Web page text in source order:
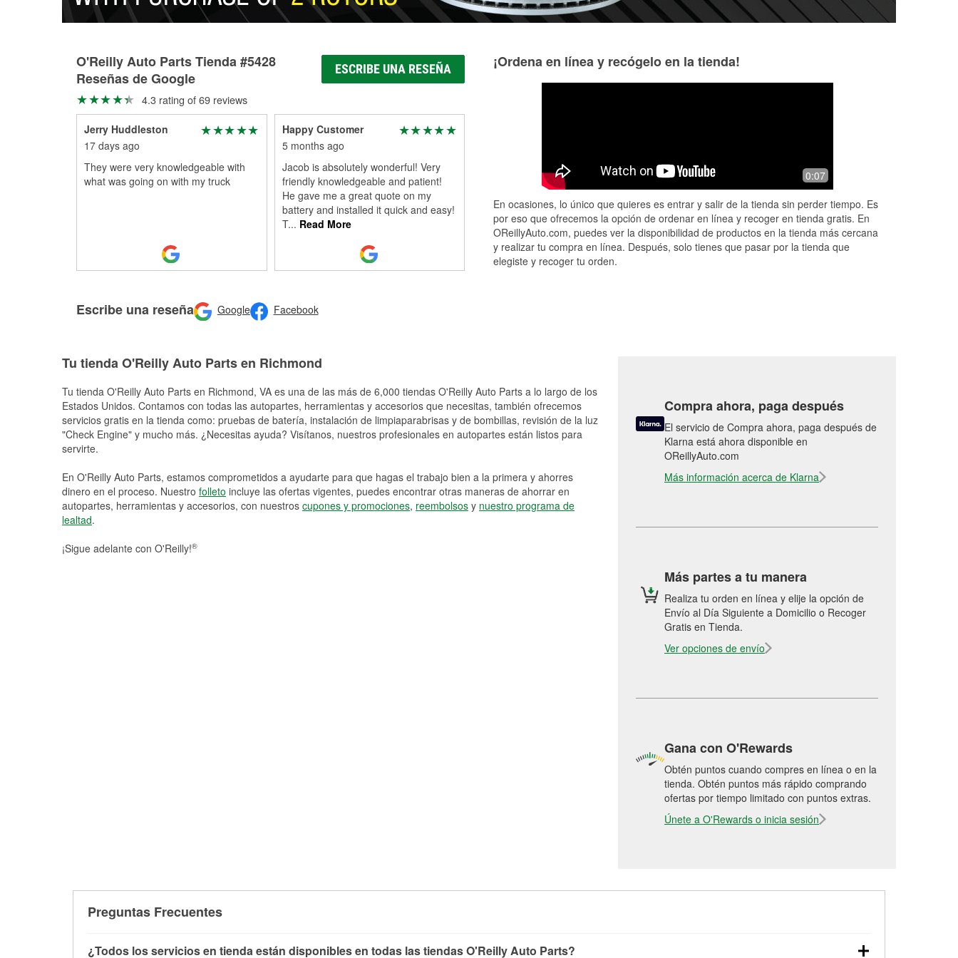
O'Reilly Auto Parts Tienda #5428
Reseñas de Google
ESCRIBE UNA RESEÑA
4.3 rating of 69 reviews
Jerry Huddleston
17 days ago
They were very knowledgeable with
what was going on with my truck
Happy Customer
5 months ago
Jacob is absolutely wonderful! Very
friendly knowledgeable and patient!
He gave me a great quote on my
battery and installed it quick and easy!
T... Read More
Escribe una reseña Google Facebook
¡Ordena en línea y recógelo en la tienda!
0:07
En ocasiones, lo único que quieres es entrar y salir de la tienda sin perder tiempo. Es
por eso que ofrecemos la opción de ordenar en línea y recoger en tienda gratis. En
OReillyAuto.com, puedes ver la disponibilidad de productos en la tienda más cercana
y realizar tu compra en línea. Después, solo tienes que pasar por la tienda que
elegiste y recoger tu orden.
Tu tienda O'Reilly Auto Parts en Richmond
Tu tienda O'Reilly Auto Parts en Richmond, VA es una de las más de 6,000 tiendas O'Reilly Auto Parts a lo largo de los
Estados Unidos. Contamos con todas las autopartes, herramientas y accesorios que necesitas, también ofrecemos
servicios gratis en la tienda como: pruebas de batería, instalación de limpiaparabrisas y de bombillas, revisión de la luz
"Check Engine" y mucho más. ¿Necesitas ayuda? Visítanos, nuestros profesionales en autopartes están listos para
servirte.
En O'Reilly Auto Parts, estamos comprometidos a ayudarte para que hagas el trabajo bien a la primera y ahorres
dinero en el proceso. Nuestro folleto incluye las ofertas vigentes, puedes encontrar otras maneras de ahorrar en
autopartes, herramientas y accesorios, con nuestros cupones y promociones, reembolsos y nuestro programa de
lealtad.
¡Sigue adelante con O'Reilly!®
Compra ahora, paga después
El servicio de Compra ahora, paga después de
Klarna está ahora disponible en
OReillyAuto.com
Más información acerca de Klarna
Más partes a tu manera
Realiza tu orden en línea y elije la opción de
Envío al Día Siguiente a Domicilio o Recoger
Gratis en Tienda.
Ver opciones de envío
Gana con O'Rewards
Obtén puntos cuando compres en línea o en la
tienda. Obtén puntos más rápido comprando
ofertas por tiempo limitado con puntos extras.
Únete a O'Rewards o inicia sesión
Preguntas Frecuentes
¿Todos los servicios en tienda están disponibles en todas las tiendas O'Reilly Auto Parts?